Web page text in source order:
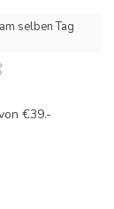
selben Tag
€39.-